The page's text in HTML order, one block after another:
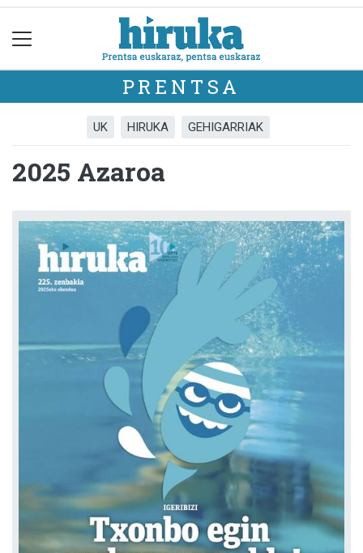
PRENTSA
UK HIRUKA GEHIGARRIAK
2025 Azaroa